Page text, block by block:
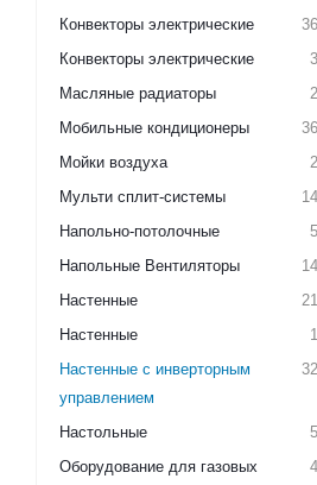
Конвекторы электрические
36
Конвекторы электрические
3
Масляные радиаторы
2
Мобильные кондиционеры
36
Мойки воздуха
2
Мульти сплит-системы
14
Напольно-потолочные
5
Напольные Вентиляторы
14
Настенные
21
Настенные
1
Настенные с инверторным
управлением
32
Настольные
5
Оборудование для газовых
4